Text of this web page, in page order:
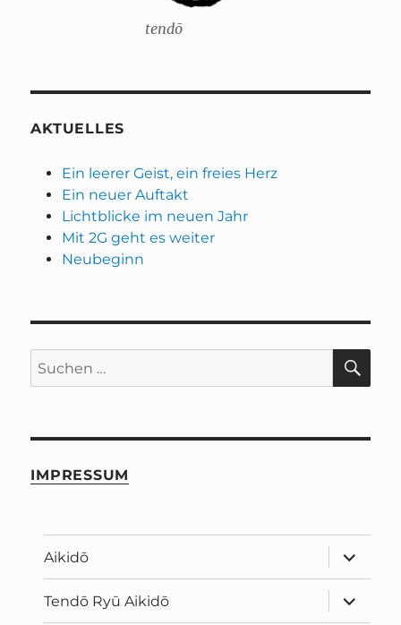
tendō
AKTUELLES
Ein leerer Geist, ein freies Herz
Ein neuer Auftakt
Lichtblicke im neuen Jahr
Mit 2G geht es weiter
Neubeginn
Suchen
nach:
IMPRESSUM
Aikidō
öffnen
Tendō Ryū Aikidō
öffnen